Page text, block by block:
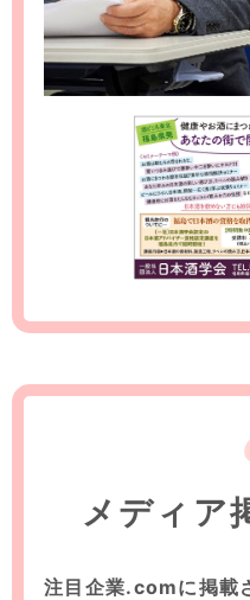
メディア
注目企業.comに掲載